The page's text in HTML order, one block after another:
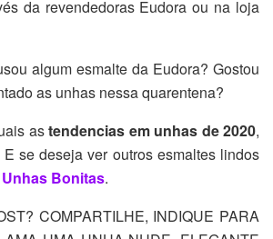
da revendedoras Eudora ou na loja
algum esmalte da Eudora? Gostou
as unhas nessa quarentena?
astendencias em unhas de 2020,
E se deseja ver outros esmaltes lindos
Unhas Bonitas.
COMPARTILHE, INDIQUE PARA